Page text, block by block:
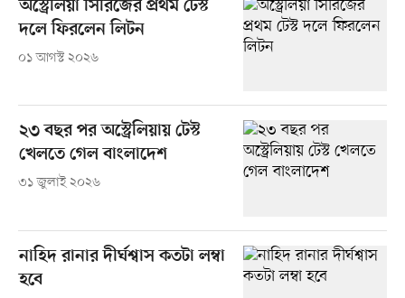
অস্ট্রেলিয়া সিরিজের প্রথম টেস্ট
দলে ফিরলেন লিটন
০১ আগস্ট ২০২৬
২৩ বছর পর অস্ট্রেলিয়ায় টেস্ট
খেলতে গেল বাংলাদেশ
৩১ জুলাই ২০২৬
নাহিদ রানার দীর্ঘশ্বাস কতটা লম্বা
হবে